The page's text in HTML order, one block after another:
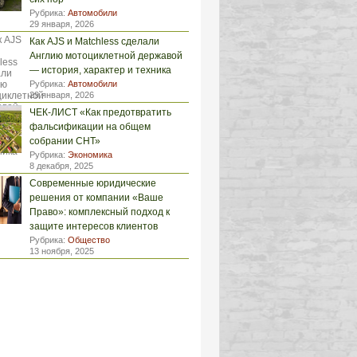
Рубрика: Автомобили
29 января, 2026
Как AJS и Matchless сделали
Англию мотоциклетной державой
— история, характер и техника
Рубрика: Автомобили
29 января, 2026
ЧЕК-ЛИСТ «Как предотвратить
фальсификации на общем
собрании СНТ»
Рубрика: Экономика
8 декабря, 2025
Современные юридические
решения от компании «Ваше
Право»: комплексный подход к
защите интересов клиентов
Рубрика: Общество
13 ноября, 2025